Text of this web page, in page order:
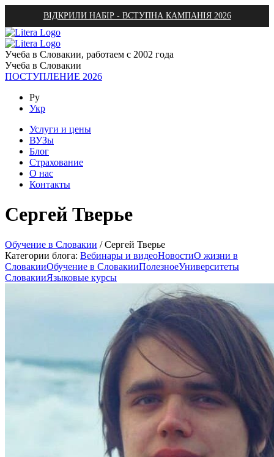
ВІДКРИЛИ НАБІР - ВСТУПНА КАМПАНІЯ 2026
Учеба в Словакии, работаем с 2002 года
Учеба в Словакии
ПОСТУПЛЕНИЕ 2026
Ру
Укр
Услуги и цены
ВУЗы
Блог
Страхование
О нас
Контакты
Сергей Тверье
Обучение в Словакии /Сергей Тверье
Категории блога: Вебинары и видеоНовостиО жизни в
СловакииОбучение в СловакииПолезноеУниверситеты
СловакииЯзыковые курсы